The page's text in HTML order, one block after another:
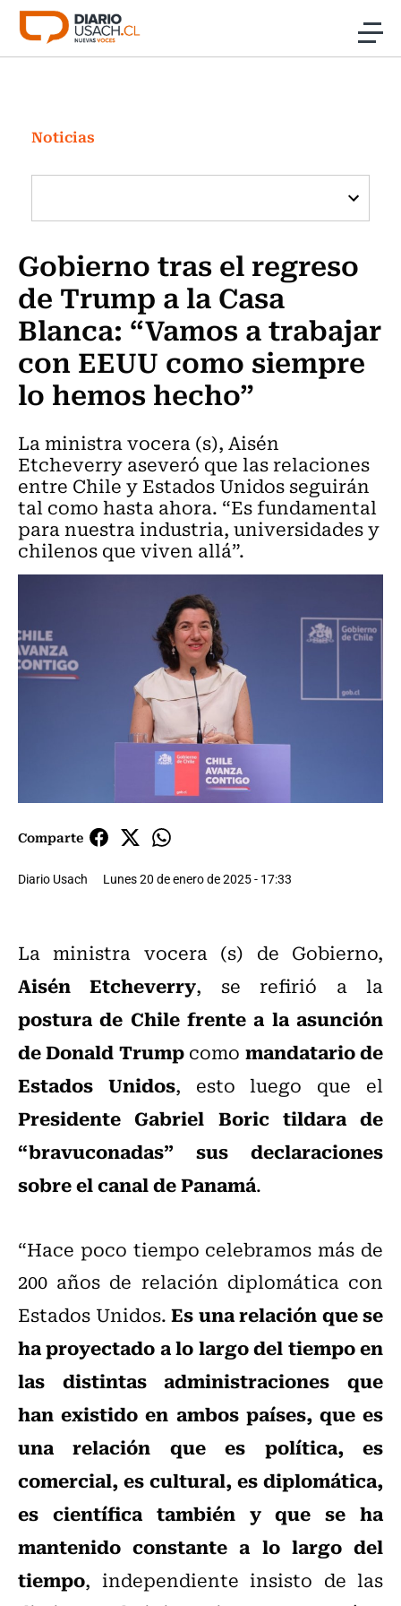
Click acá para ir directamente al contenido
Investigación
Cultura
Programas Radio y TV Usach
Noticias
Gobierno tras el regreso
de Trump a la Casa
Blanca: “Vamos a trabajar
con EEUU como siempre
lo hemos hecho”
La ministra vocera (s), Aisén
Etcheverry aseveró que las relaciones
entre Chile y Estados Unidos seguirán
tal como hasta ahora. “Es fundamental
para nuestra industria, universidades y
chilenos que viven allá”.
Comparte
Diario Usach Lunes 20 de enero de 2025 - 17:33
La ministra vocera (s) de Gobierno,
Aisén Etcheverry, se refirió a la
postura de Chile frente a la asunción
de Donald Trumpcomo mandatario de
Estados Unidos, esto luego que el
Presidente Gabriel Boric tildara de
“bravuconadas” sus declaraciones
sobre el canal de Panamá.
“Hace poco tiempo celebramos más de
200 años de relación diplomática con
Estados Unidos.Es una relación que se
ha proyectado a lo largo del tiempo en
las distintas administraciones que
han existido en ambos países, que es
una relación que es política, es
comercial, es cultural, es diplomática,
es científica también y que se ha
mantenido constante a lo largo del
tiempo, independiente insisto de las